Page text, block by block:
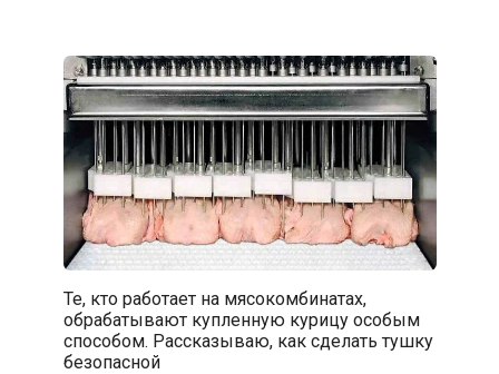
Те, кто работает на мясокомбинатах,
обрабатывают купленную курицу особым
способом. Рассказываю, как сделать тушку
безопасной